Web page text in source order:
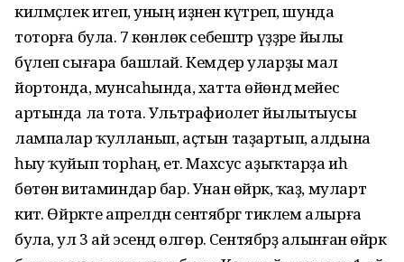
килмәҫлек итеп, уның иҙәнен күтәреп, шунда
тоторға була. 7 көнлөк себештәр үҙҙәре йылы
бүлеп сығара башлай. Кемдер уларҙы мал
йортонда, мунсаһында, хатта өйөндә мейес
артында ла тота. Ультрафиолет йылытыусы
лампалар ҡулланып, аҫтын таҙартып, алдына
һыу ҡуйып торһаң, етә. Махсус аҙыҡтарҙа иһә
бөтөн витаминдар бар. Унан өйрәк, ҡаҙ, муларт
китә. Өйрәкте апрелдән сентябргә тиклем алырға
була, ул 3 ай эсендә өлгөрә. Сентябрҙә алынған өйрәк